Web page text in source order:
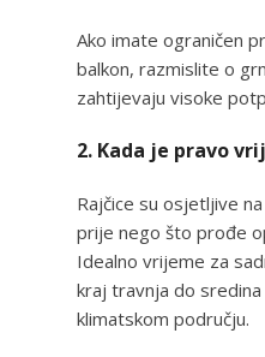
Ako imate ograničen
balkon, razmislite o
zahtijevaju visoke
2. Kada je pravo
Rajčice su osjetljive
prije nego što prođe
Idealno vrijeme za
kraj travnja do
klimatskom području.